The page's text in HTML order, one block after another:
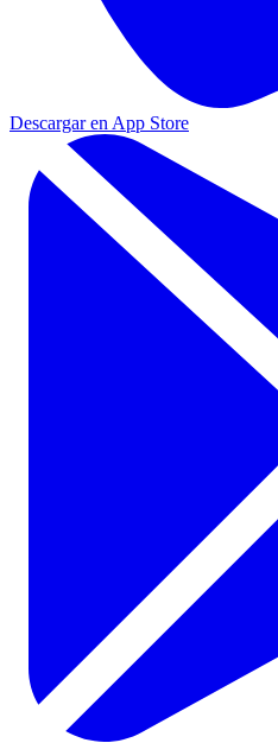
Descargar en App Store